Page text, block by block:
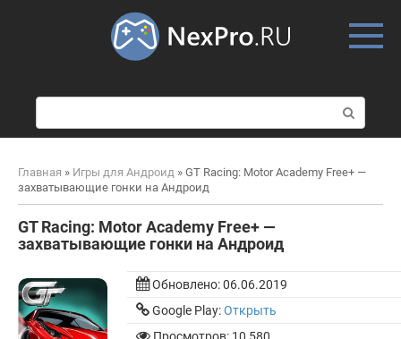
о
и
к
Главная » Игры для Андроид » GT Racing: Motor Academy Free+ —
захватывающие гонки на Андроид
GT Racing: Motor Academy Free+ —
захватывающие гонки на Андроид
Обновлено:06.06.2019
Google Play:Открыть